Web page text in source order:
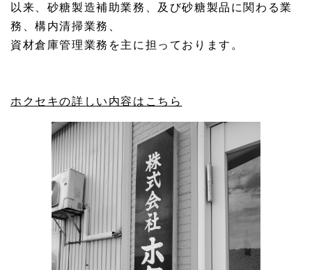
以来、砂糖製造補助業務、及び砂糖製品に関わる業
務、構内清掃業務、
資材倉庫管理業務を主に担っております。
ホクセキの詳しい内容はこちら